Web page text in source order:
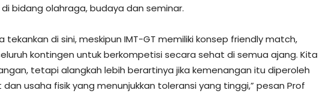
bidang olahraga, budaya dan seminar.
tekankan di sini, meskipun IMT-GT memiliki konsep friendly match,
kontingen untuk berkompetisi secara sehat di semua ajang. Kita
tetapi alangkah lebih berartinya jika kemenangan itu diperoleh
usaha fisik yang menunjukkan toleransi yang tinggi,” pesan Prof